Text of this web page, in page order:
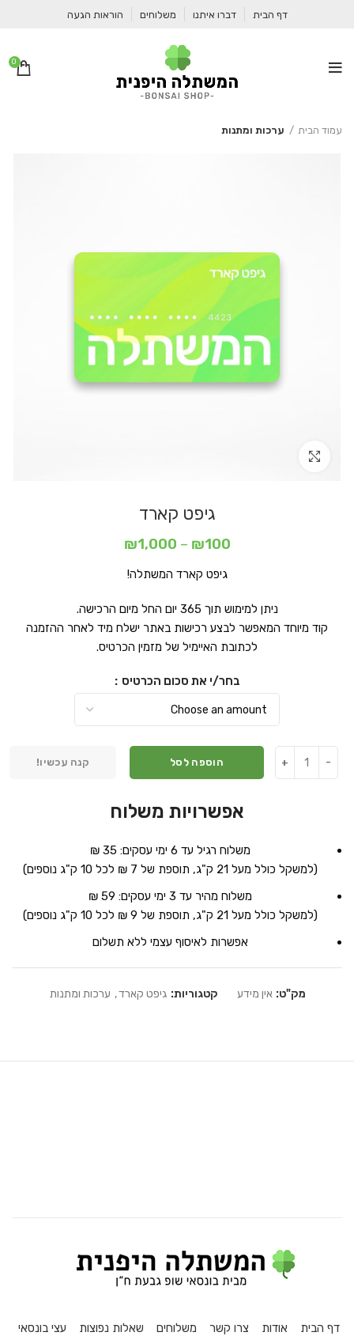
דף הבית דברו איתנו משלוחים הוראות הגעה
0
עמוד הבית ערכות ומתנות
גיפט קארד
₪100
–
₪1,000
⁦₪1,000⁩
גיפט קארד המשתלה!
ניתן למימוש תוך 365 יום החל מיום הרכישה.
קוד מיוחד המאפשר לבצע רכישות באתר ישלח מיד לאחר ההזמנה
לכתובת האיימיל של מזמין הכרטיס.
בחר/י את סכום הכרטיס
הוספה לסל קנה עכשיו!
אפשרויות משלוח
משלוח רגיל עד 6 ימי עסקים: 35 ₪
(למשקל כולל מעל 21 ק"ג, תוספת של 7 ₪ לכל 10 ק"ג נוספים)
משלוח מהיר עד 3 ימי עסקים: 59 ₪
(למשקל כולל מעל 21 ק"ג, תוספת של 9 ₪ לכל 10 ק"ג נוספים)
אפשרות לאיסוף עצמי ללא תשלום
מק"ט: אין מידע קטגוריות: גיפט קארד, ערכות ומתנות
דף הבית אודות צרו קשר משלוחים שאלות נפוצות
עצי בונסאי